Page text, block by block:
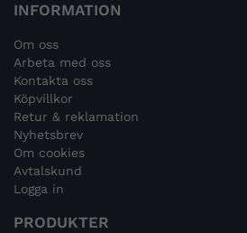
INFORMATION
Om oss
Arbeta med oss
Kontakta oss
Köpvillkor
Retur & reklamation
Nyhetsbrev
Om cookies
Avtalskund
Logga in
PRODUKTER